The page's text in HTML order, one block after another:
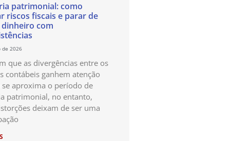
patrimonial: como
riscos fiscais e parar de
com
de 2026
que as divergências entre os
contábeis ganhem atenção
se aproxima o período de
patrimonial, no entanto,
deixam de ser uma